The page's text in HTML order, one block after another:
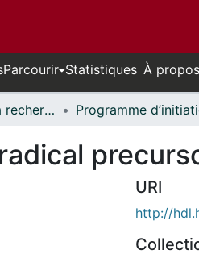
Parcourir Statistiques À propos
Vice-rectorat à la recherche // Office of the V-P, Research
URI
http://